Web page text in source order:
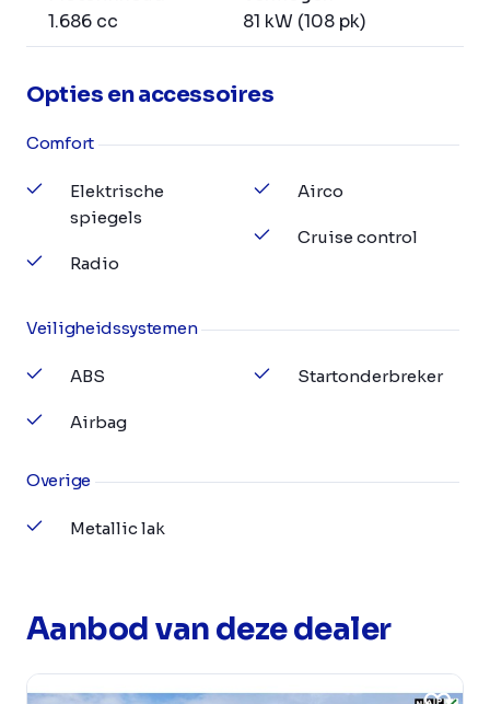
1.686 cc
81 kW (108 pk)
Opties en accessoires
Comfort
Elektrische
spiegels
Radio
Airco
Cruise control
Veiligheidssystemen
ABS
Airbag
Startonderbreker
Overige
Metallic lak
Aanbod van deze dealer